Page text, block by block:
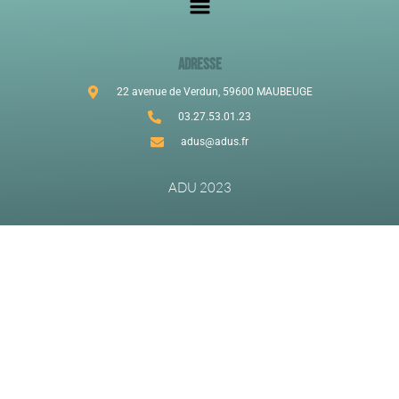
ADRESSE
22 avenue de Verdun, 59600 MAUBEUGE
03.27.53.01.23
adus@adus.fr
ADU 2023